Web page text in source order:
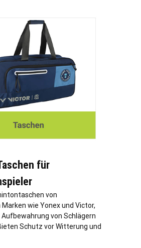
für
von
wie Yonex und Victor,
von Schlägern
Schutz vor Witterung und